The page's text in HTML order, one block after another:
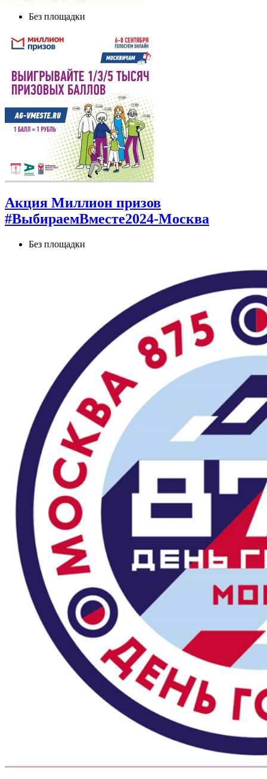
Без площадки
Акция Миллион призов
#ВыбираемВместе2024-Москва
Без площадки